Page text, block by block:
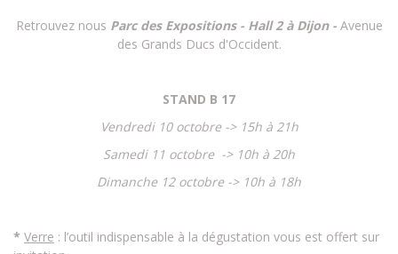
Retrouvez nous Parc des Expositions - Hall 2 à Dijon - Avenue
des Grands Ducs d'Occident.
STAND B 17
Vendredi 10 octobre -> 15h à 21h
Samedi 11 octobre -> 10h à 20h
Dimanche 12 octobre -> 10h à 18h
* Verre : l’outil indispensable à la dégustation vous est offert sur